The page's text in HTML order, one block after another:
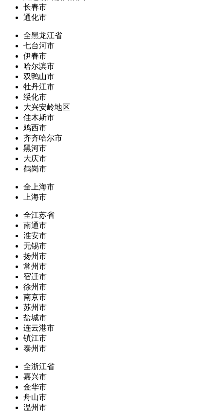
长春市
通化市
全黑龙江省
七台河市
伊春市
哈尔滨市
双鸭山市
牡丹江市
绥化市
大兴安岭地区
佳木斯市
鸡西市
齐齐哈尔市
黑河市
大庆市
鹤岗市
全上海市
上海市
全江苏省
南通市
淮安市
无锡市
扬州市
常州市
宿迁市
徐州市
南京市
苏州市
盐城市
连云港市
镇江市
泰州市
全浙江省
嘉兴市
金华市
舟山市
温州市